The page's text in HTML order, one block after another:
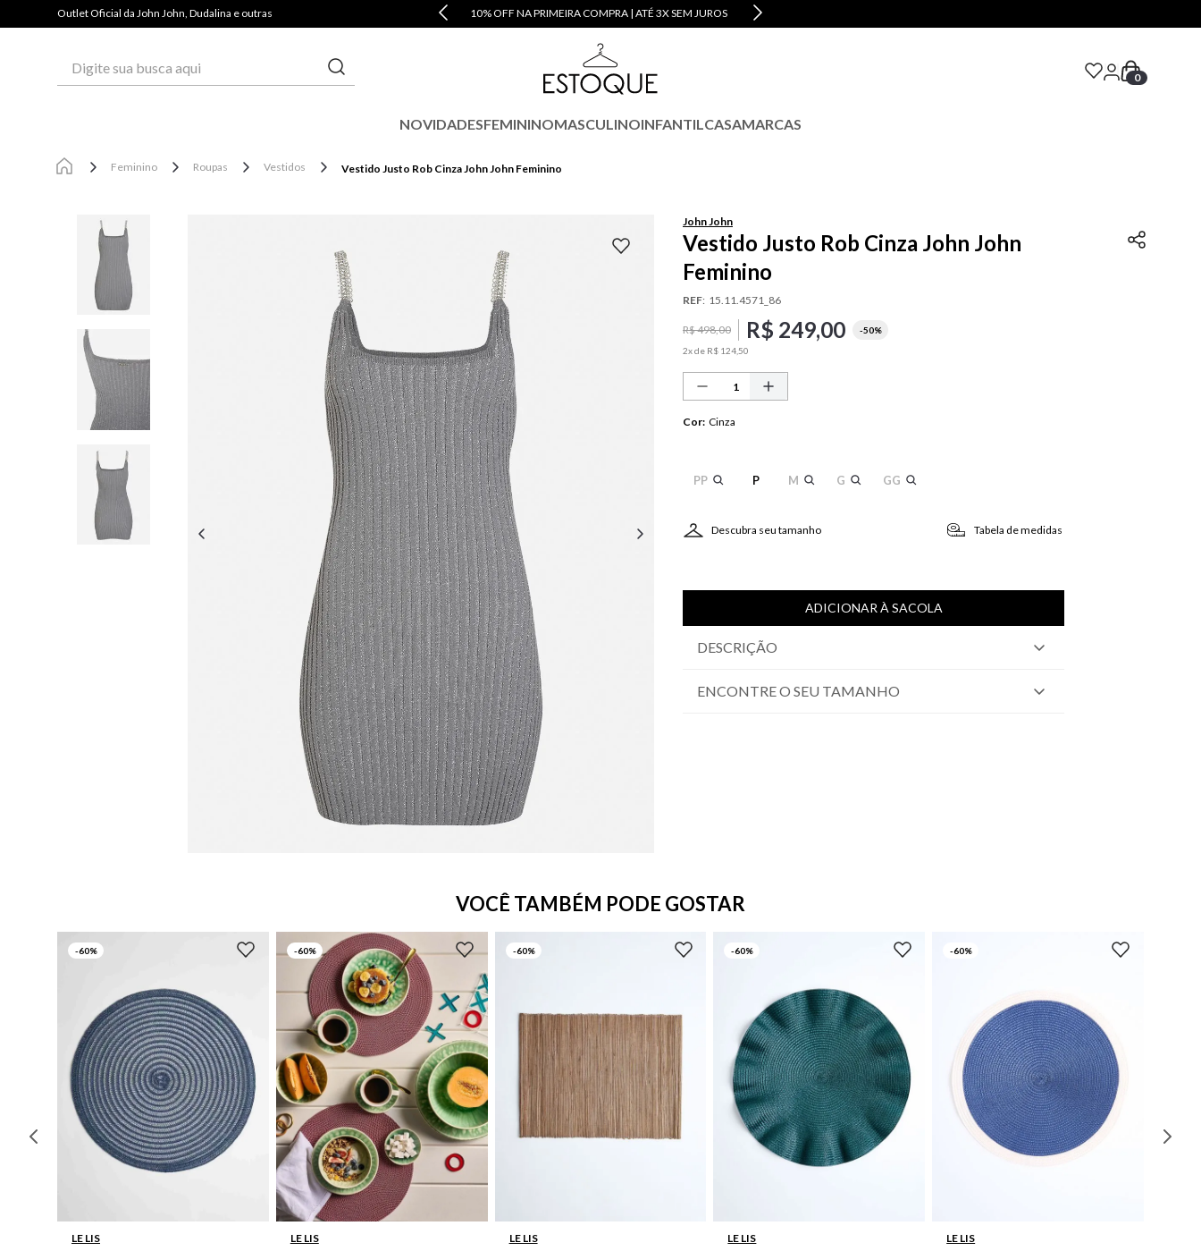
Outlet Oficial da John John, Dudalina e outrasPAGUE COM PIX E GANHE 3% OFF* 10% OFF NA PRIMEIRA COMPRA | ATÉ 3X SEM JUROS
0
NOVIDADESFEMININOMASCULINOINFANTILCASAMARCAS
Feminino Roupas Vestidos Vestido Justo Rob Cinza John John Feminino
John John
Vestido Justo Rob Cinza John John
Feminino
REF: 15.11.4571_86
R$498,00 R$ 249,00 -50%
2x de R$ 124 50
Cor: Cinza
PP P M G GG
Descubra seu tamanho Tabela de medidas
ADICIONAR À SACOLA
DESCRIÇÃO
ENCONTRE O SEU TAMANHO
VOCÊ TAMBÉM PODE GOSTAR
-60%
LE LIS
-60%
UN
LE LIS
-60%
LE LIS
-60%
LE LIS
-60%
LE LIS